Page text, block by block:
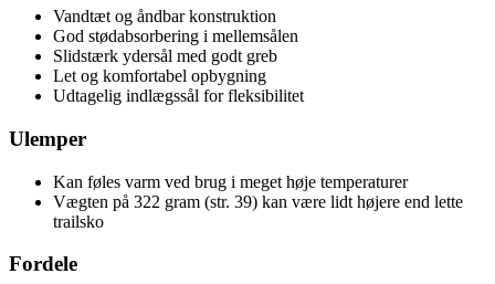
Vandtæt og åndbar konstruktion
God stødabsorbering i mellemsålen
Slidstærk ydersål med godt greb
Let og komfortabel opbygning
Udtagelig indlægssål for fleksibilitet
Ulemper
Kan føles varm ved brug i meget høje temperaturer
Vægten på 322 gram (str. 39) kan være lidt højere end lette
trailsko
Fordele